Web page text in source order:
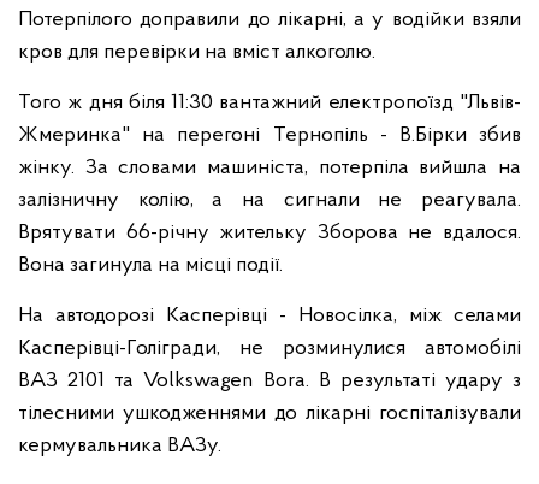
Потерпілого доправили до лікарні, а у водійки взяли
кров для перевірки на вміст алкоголю.
Того ж дня біля 11:30 вантажний електропоїзд "Львів-
Жмеринка" на перегоні Тернопіль - В.Бірки збив
жінку. За словами машиніста, потерпіла вийшла на
залізничну колію, а на сигнали не реагувала.
Врятувати 66-річну жительку Зборова не вдалося.
Вона загинула на місці події.
На автодорозі Касперівці - Новосілка, між селами
Касперівці-Голігради, не розминулися автомобілі
ВАЗ 2101 та Volkswagen Bora. В результаті удару з
тілесними ушкодженнями до лікарні госпіталізували
кермувальника ВАЗу.